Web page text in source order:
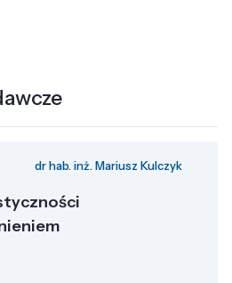
dr hab. inż. Mariusz Kulczyk